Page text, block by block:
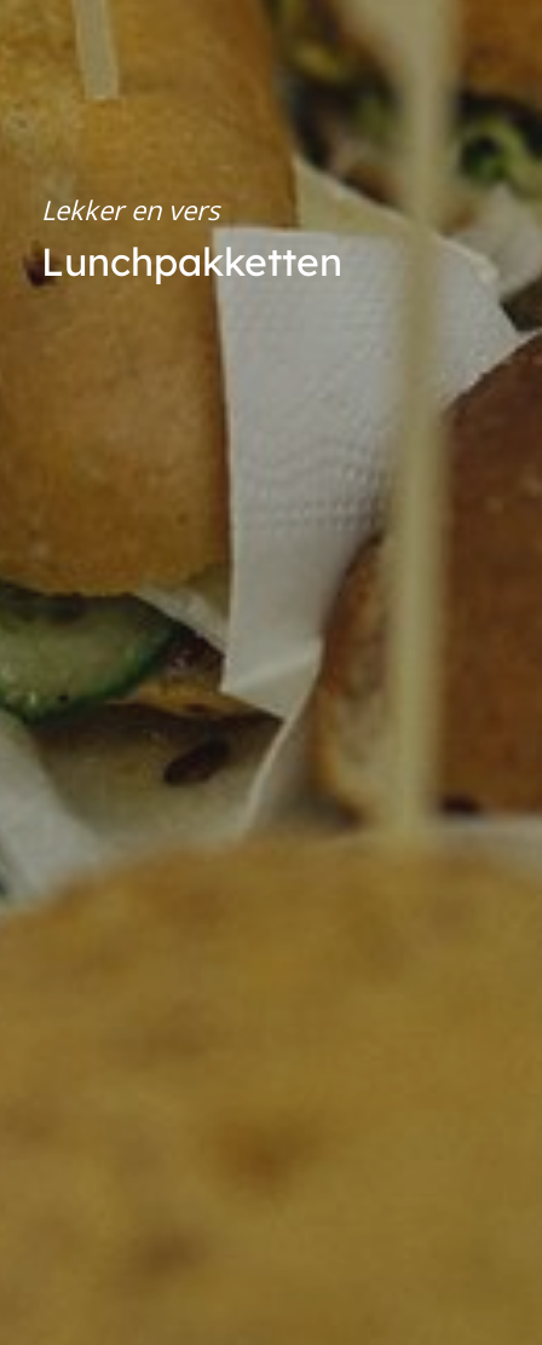
Lekker en vers
Lunchpakketten